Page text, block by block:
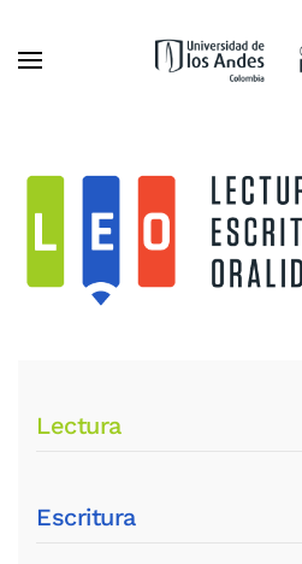
Ir al contenido principal
Lectura
Escritura